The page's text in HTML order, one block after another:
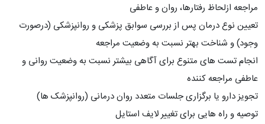
مراجعه ازلحاظ رفتارها، روان و عاطفی
تعیین نوع درمان پس از بررسی سوابق پزشکی و روانپزشکی (درصورت
وجود) و شناخت بهتر نسبت به وضعیت مراجعه
انجام تست های متنوع برای آگاهی بیشتر نسبت به وضعیت روانی و
عاطفی مراجعه کننده
تجویز دارو یا برگزاری جلسات متعدد روان درمانی (روانپزشک ها)
توصیه و راه هایی برای تغییر لایف استایل